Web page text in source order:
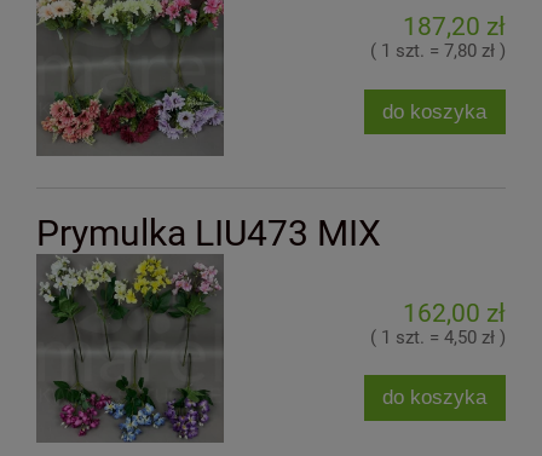
187,20 zł
( 1 szt. = 7,80 zł )
do koszyka
Prymulka LIU473 MIX
162,00 zł
( 1 szt. = 4,50 zł )
do koszyka